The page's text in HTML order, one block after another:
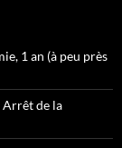
1 an (à peu près
Arrêt de la